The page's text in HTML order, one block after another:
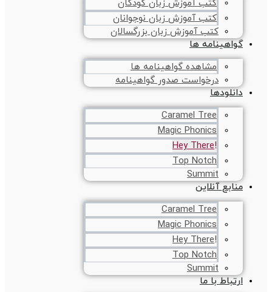
کتب آموزش زبان کودکان
کتب آموزش زبان نوجوانان
کتب آموزش زبان بزرگسالان
گواهینامه ها
مشاهده گواهینامه ها
درخواست صدور گواهینامه
دانلودها
Caramel Tree
Magic Phonics
!Hey There
Top Notch
Summit
منابع آنلاین
Caramel Tree
Magic Phonics
!Hey There
Top Notch
Summit
ارتباط با ما